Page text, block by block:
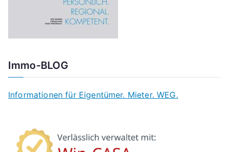
Immo-BLOG
Informationen für Eigentümer. Mieter. WEG.